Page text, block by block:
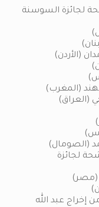
لجائزة السوسنة
(الأردن)
(المغرب)
(العراق)
(الصومال)
لجائزة
(مصر)
عبد الله